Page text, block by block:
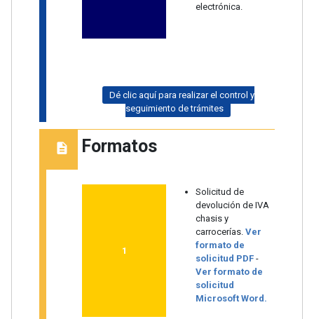
electrónica.
Dé clic aquí para realizar el control y
seguimiento de trámites
Formatos
1
Solicitud de
devolución de IVA
chasis y
carrocerías. Ver
formato de
solicitud PDF -
Ver formato de
solicitud
Microsoft Word.